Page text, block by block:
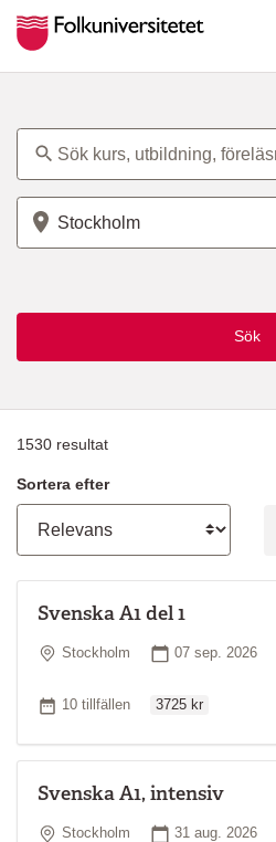
Plats
Sök
1530 resultat
Sortera efter
Svenska A1 del 1
Plats
Stockholm Startdatum
07 sep. 2026
Antal tillfällen
10 tillfällen 3725 kr
Svenska A1, intensiv
Plats
Stockholm Startdatum
31 aug. 2026